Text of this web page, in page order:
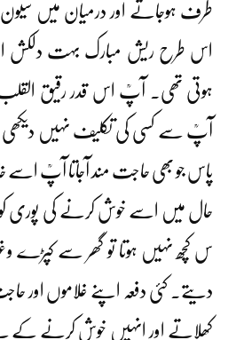
طرف ہوجاتے اور درمیان میں
اس طرح ریش مبارک بہت دلکش
ہوتی تھی۔ آپؒ اس قدر رقیق القلب
آپؒ سے کسی کی تکلیف نہیں
پاس جو بھی حاجت مند آجاتا آپؒ اسے
حال میں اسے خوش کرنے کی پوری
س کچھ نہیں ہوتا تو گھر سے کپڑے
دیتے۔ کئی دفعہ اپنے غلاموں اور
کھلاتے اور انہیں خوش کرنے کے